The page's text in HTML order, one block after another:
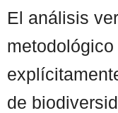
El análisis
de